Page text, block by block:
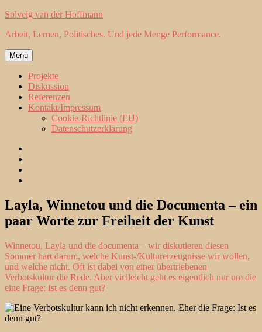
Zum
springen
Solveig van der Hoffmann
Arbeit, Lernen, Politisches. Und jede Menge Performance.
Menü
Projekte
Diskussion
Referenzen
Kontakt/Impressum
Cookie-Richtlinie (EU)
Datenschutzerklärung
Layla, Winnetou und die Documenta – ein
paar Worte zur Freiheit der Kunst
Winnetou, Layla und die documenta – wir diskutieren diesen
Sommer hart darum, welche Kunst-/Kulturerzeugnisse wir wollen,
und welche nicht. Oft ist dabei von einer übertriebenen
Verbotskultur die Rede. Aber vielleicht geht es eigentlich nur um die
eine Frage: Ist es denn gut?